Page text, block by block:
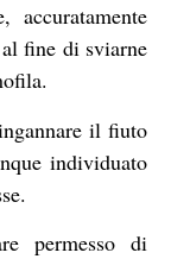
accuratamente
fine di sviarne
il fiuto
individuato
permesso di